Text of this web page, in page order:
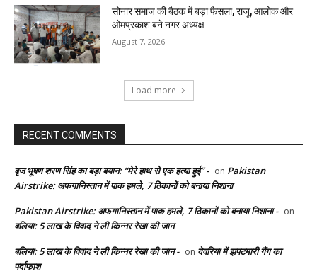
सोनार समाज की बैठक में बड़ा फैसला, राजू, आलोक और
ओमप्रकाश बने नगर अध्यक्ष
August 7, 2026
Load more
RECENT COMMENTS
बृज भूषण शरण सिंह का बड़ा बयान: “मेरे हाथ से एक हत्या हुई” - on Pakistan
Airstrike: अफगानिस्तान में पाक हमले, 7 ठिकानों को बनाया निशाना
Pakistan Airstrike: अफगानिस्तान में पाक हमले, 7 ठिकानों को बनाया निशाना - on
बलिया: 5 लाख के विवाद ने ली किन्नर रेखा की जान
बलिया: 5 लाख के विवाद ने ली किन्नर रेखा की जान - on देवरिया में झपटमारी गैंग का
पर्दाफाश